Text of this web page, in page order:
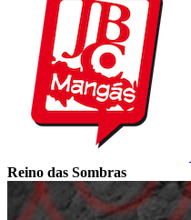
Reino das Sombras